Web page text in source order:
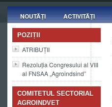
NOUTĂȚI ACTIVITĂȚI
POZIȚII
ATRIBUȚII
Rezoluția Congresului al VIII
al FNSAA „Agroindsind”
COMITETUL SECTORIAL
AGROINDVET